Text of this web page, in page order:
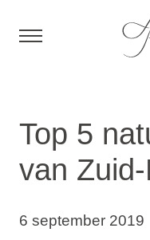
Top 5
van
6 september 2019